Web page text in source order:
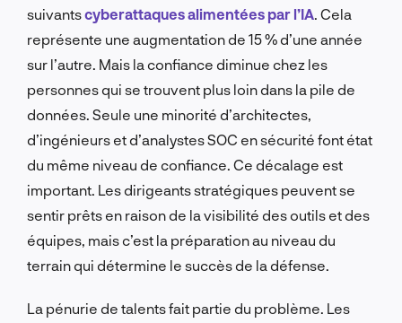
suivantscyberattaques alimentées par l’IA . Cela
représente une augmentation de 15 % d’une année
sur l’autre. Mais la confiance diminue chez les
personnes qui se trouvent plus loin dans la pile de
données. Seule une minorité d’architectes,
d’ingénieurs et d’analystes SOC en sécurité font état
du même niveau de confiance. Ce décalage est
important. Les dirigeants stratégiques peuvent se
sentir prêts en raison de la visibilité des outils et des
équipes, mais c’est la préparation au niveau du
terrain qui détermine le succès de la défense.
La pénurie de talents fait partie du problème. Les